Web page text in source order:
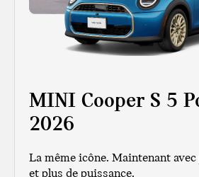
MINI Cooper S 5
2026
La même icône. Maintenant
et plus de puissance.